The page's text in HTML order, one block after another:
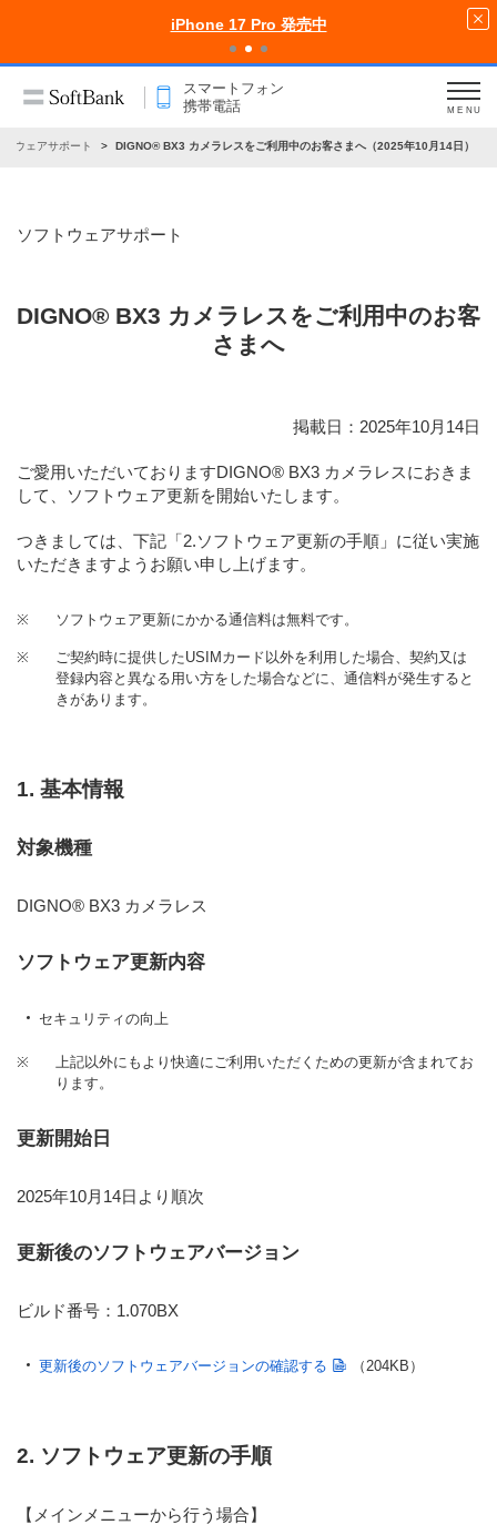
iPhone 17 Pro 発売中
スマートフォン
携帯電話
MENU
トウェアサポート DIGNO® BX3 カメラレスをご利用中のお客さまへ（2025年10月14日）
ソフトウェアサポート
DIGNO® BX3 カメラレスをご利用中のお客
さまへ
掲載日：2025年10月14日
ご愛用いただいておりますDIGNO® BX3 カメラレスにおきま
して、ソフトウェア更新を開始いたします。
つきましては、下記 「2.ソフトウェア更新の手順」 に従い実施
いただきますようお願い申し上げます。
※ ソフトウェア更新にかかる通信料は無料です。
※
ご契約時に提供したUSIMカード以外を利用した場合、契約又は
登録内容と異なる用い方をした場合などに、通信料が発生すると
きがあります。
1. 基本情報
対象機種
DIGNO® BX3 カメラレス
ソフトウェア更新内容
セキュリティの向上
※
上記以外にもより快適にご利用いただくための更新が含まれてお
ります。
更新開始日
2025年10月14日より順次
更新後のソフトウェアバージョン
ビルド番号：1.070BX
更新後のソフトウェアバージョンの確認する （204KB）
2. ソフトウェア更新の手順
【メインメニューから行う場合】